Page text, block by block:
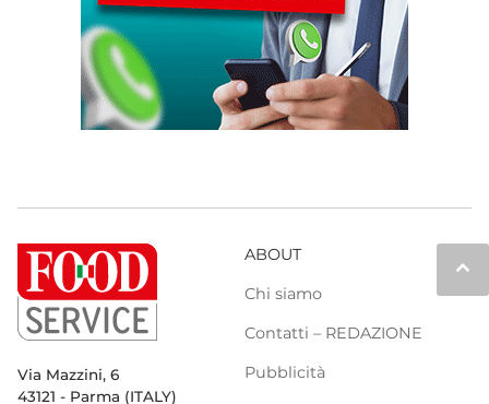
keyboard_arrow_up
Via Mazzini, 6
43121 - Parma (ITALY)
ABOUT
Chi siamo
Contatti – REDAZIONE
Pubblicità